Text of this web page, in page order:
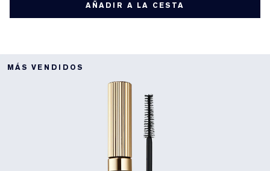
AÑADIR A LA CESTA
MÁS VENDIDOS